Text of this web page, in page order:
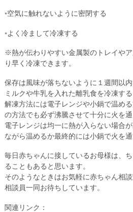
◦空気に触れないように密閉する
◦よく冷まして冷凍する
※熱が伝わりやすい金属製のトレイや
り早く冷凍できます。
保存は風味が落ちないように１週間以
ミルクや牛乳を入れた離乳食を冷凍す
解凍方法には電子レンジや小鍋で温め
の方法でも必ず沸騰させて十分に火を通
電子レンジは均一に熱が入らない場合
ながら温めるか最終的には小鍋で火を
毎日赤ちゃんに接しているお母様は、
ることもあると思います。
そのようなときはお気軽に赤ちゃん相
相談員一同お待ちしています。
関連リンク：